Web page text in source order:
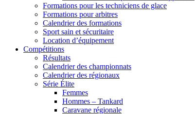
Formations pour les techniciens de glace
Formations pour arbitres
Calendrier des formations
Sport sain et sécuritaire
Location d’équipement
Compétitions
Résultats
Calendrier des championnats
Calendrier des régionaux
Série Élite
Femmes
Hommes – Tankard
Caravane régionale